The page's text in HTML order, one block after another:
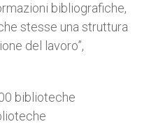
bibliografiche,
stesse una struttura
del lavoro”,
biblioteche